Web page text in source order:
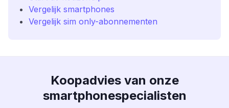
Vergelijk smartphones
Vergelijk sim only-abonnementen
Koopadvies van onze
smartphonespecialisten